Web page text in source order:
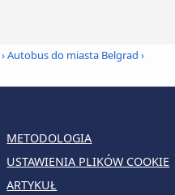
›Autobus do miasta Belgrad ›
METODOLOGIA
USTAWIENIA PLIKÓW COOKIE
ARTYKUŁ